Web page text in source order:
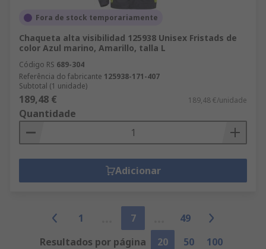
Fora de stock temporariamente
Chaqueta alta visibilidad 125938 Unisex Fristads de
color Azul marino, Amarillo, talla L
Código RS 689-304
Referência do fabricante 125938-171-407
Subtotal (1 unidade)
189,48 € 189,48 €/unidade
Quantidade
Adicionar
1 7
49
Resultados por página
20 50 100